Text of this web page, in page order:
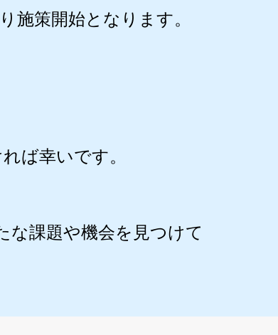
策開始となります。
ば幸いです。
課題や機会を見つけて